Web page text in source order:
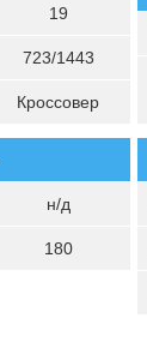
19
723/1443
Кроссовер
н/д
180